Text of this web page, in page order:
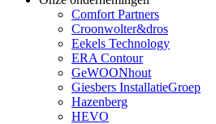
Comfort Partners
Croonwolter&dros
Eekels Technology
ERA Contour
GeWOONhout
Giesbers InstallatieGroep
Hazenberg
HEVO